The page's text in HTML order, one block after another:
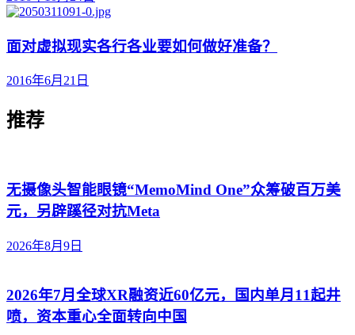
面对虚拟现实各行各业要如何做好准备？
2016年6月21日
推荐
无摄像头智能眼镜“MemoMind One”众筹破百万美
元，另辟蹊径对抗Meta
2026年8月9日
2026年7月全球XR融资近60亿元，国内单月11起井
喷，资本重心全面转向中国